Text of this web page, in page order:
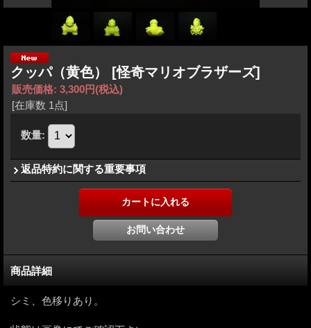
クッパ（黄色） [怪奇マリオブラザーズ]
販売価格: 3,300円(税込)
[在庫数 1点]
数量:
返品特約に関する重要事項
商品詳細
シミ、色移りあり。